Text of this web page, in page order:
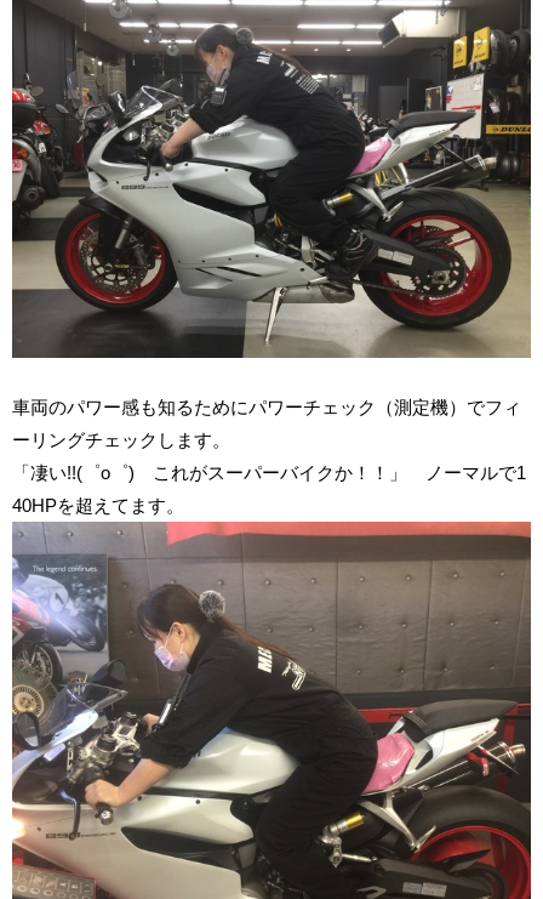
車両のパワー感も知るためにパワーチェック（測定機）でフィ
ーリングチェックします。
「凄い!!(゜o゜) これがスーパーバイクか！！」 ノーマルで1
40HPを超えてます。